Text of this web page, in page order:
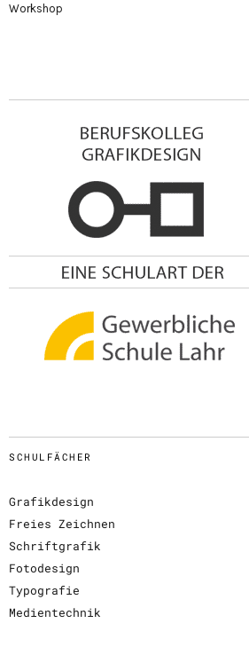
Workshop
SCHULFÄCHER
Grafikdesign
Freies Zeichnen
Schriftgrafik
Fotodesign
Typografie
Medientechnik